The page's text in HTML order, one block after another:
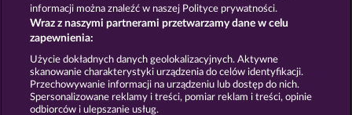
Nota prawna Firma FAQ
Prześlij wniosek o wypłatę
informacji można znaleźć w naszej Polityce prywatności.
Wraz z naszymi partnerami przetwarzamy dane w celu
zapewnienia:
Użycie dokładnych danych geolokalizacyjnych. Aktywne
skanowanie charakterystyki urządzenia do celów identyfikacji.
Przechowywanie informacji na urządzeniu lub dostęp do nich.
Spersonalizowane reklamy i treści, pomiar reklam i treści, opinie
odbiorców i ulepszanie usług.